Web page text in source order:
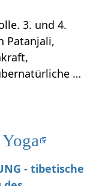
3. und 4.
Patanjali,
…
- tibetische